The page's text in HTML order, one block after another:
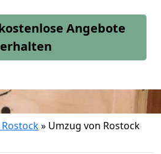
Angebote
erhalten
» Umzug von Rostock